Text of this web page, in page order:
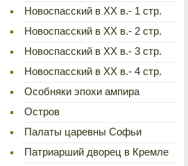
Новоспасский в XX в.- 1 стр.
Новоспасский в XX в.- 2 стр.
Новоспасский в XX в.- 3 стр.
Новоспасский в XX в.- 4 стр.
Особняки эпохи ампира
Остров
Палаты царевны Софьи
Патриарший дворец в Кремле